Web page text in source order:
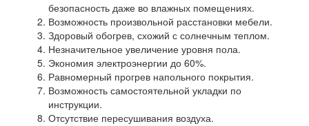
безопасность даже во влажных помещениях.
Возможность произвольной расстановки мебели.
Здоровый обогрев, схожий с солнечным теплом.
Незначительное увеличение уровня пола.
Экономия электроэнергии до 60%.
Равномерный прогрев напольного покрытия.
Возможность самостоятельной укладки по
инструкции.
Отсутствие пересушивания воздуха.